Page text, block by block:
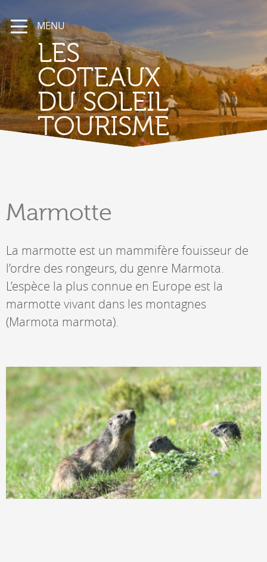
MENU
LES
COTEAUX
DU SOLEIL
TOURISME
Marmotte
La marmotte est un mammifère fouisseur de
l’ordre des rongeurs, du genre Marmota.
L’espèce la plus connue en Europe est la
marmotte vivant dans les montagnes
(Marmota marmota).